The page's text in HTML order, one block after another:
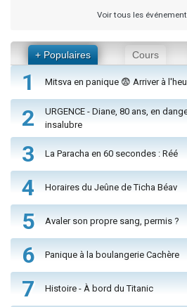
Voir tous les
+ Populaires Cours
1 Mitsva en panique 😨 Arriver à
2
URGENCE - Diane, 80 ans, en
insalubre
3 La Paracha en 60 secondes : Réé
4 Horaires du Jeûne de Ticha Béav
5 Avaler son propre sang, permis ?
6 Panique à la boulangerie Cachère
7 Histoire - À bord du Titanic